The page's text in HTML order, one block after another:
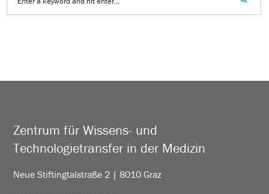
Zentrum für Wissens- und
Technologietransfer in der Medizin
Neue Stiftingtalstraße 2 | 8010 Graz